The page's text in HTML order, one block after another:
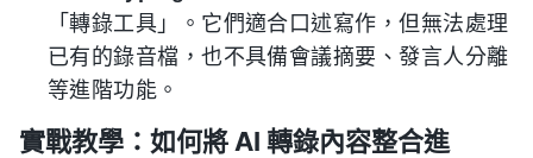
「轉錄工具」。它們適合口述寫作，但無法處理
已有的錄音檔，也不具備會議摘要、發言人分離
等進階功能。
實戰教學：如何將 AI 轉錄內容整合進